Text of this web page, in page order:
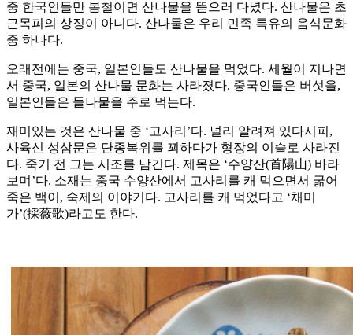
중 한국인들만 봄철이면 산나물을 뜯으러 다녔다. 산나물은 초
근목피의 상징이 아니다. 산나물은 우리 민족 특유의 음식문화
중 하나다.
오래전에는 중국, 일본인들도 산나물을 먹었다. 세월이 지나면
서 중국, 일본의 산나물 문화는 사라졌다. 중국인들은 버섯을,
일본인들은 들나물을 주로 먹는다.
재미있는 것은 산나물 중 ‘고사리’다. 널리 알려져 있다시피,
사육신 성삼문은 단종복위를 꾀하다가 형장의 이슬로 사라진
다. 죽기 전 그는 시조를 남긴다. 제목은 ‘수양산(首陽山) 바라
보며’다. 소재는 중국 수양산에서 고사리를 캐 먹으면서 굶어
죽은 백이, 숙제의 이야기다. 고사리를 캐 먹었다고 ‘채미
가’(採薇歌)라고도 한다.